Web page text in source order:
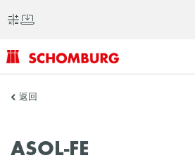
SCHOMBURG
国
返回
ASOL-FE